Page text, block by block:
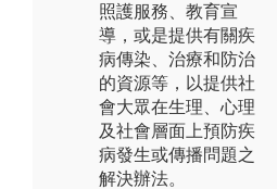
照護服務、教育宣
導，或是提供有關疾
病傳染、治療和防治
的資源等，以提供社
會大眾在生理、心理
及社會層面上預防疾
病發生或傳播問題之
解決辦法。